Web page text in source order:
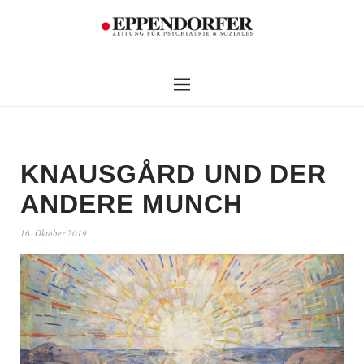
KNAUSGÅRD UND DER
ANDERE MUNCH
16. Oktober 2019